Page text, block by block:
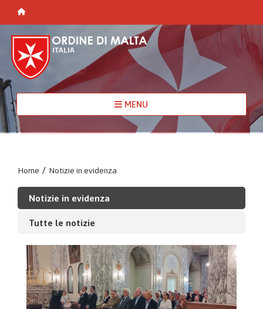
MENU
Home / Notizie in evidenza
Notizie in evidenza
Tutte le notizie